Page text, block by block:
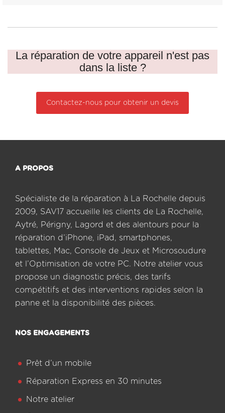
La réparation de votre appareil n'est pas
dans la liste ?
Contactez-nous pour obtenir un devis
A PROPOS
Spécialiste de la réparation à La Rochelle depuis
2009, SAV17 accueille les clients de La Rochelle,
Aytré, Périgny, Lagord et des alentours pour la
réparation d’iPhone, iPad, smartphones,
tablettes, Mac, Console de Jeux et Microsoudure
et l’Optimisation de votre PC. Notre atelier vous
propose un diagnostic précis, des tarifs
compétitifs et des interventions rapides selon la
panne et la disponibilité des pièces.
NOS ENGAGEMENTS
Prêt d’un mobile
Réparation Express en 30 minutes
Notre atelier